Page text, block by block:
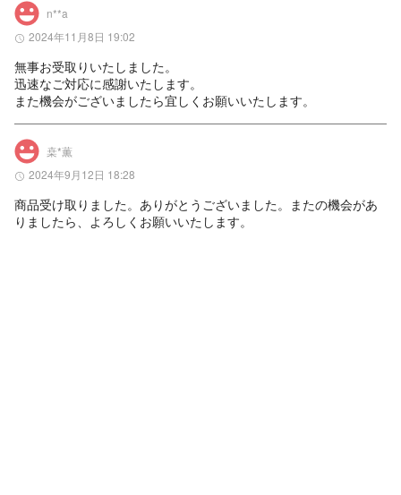
n**a
2024年11月8日 19:02
無事お受取りいたしました。
迅速なご対応に感謝いたします。
また機会がございましたら宜しくお願いいたします。
桒*薫
2024年9月12日 18:28
商品受け取りました。ありがとうございました。またの機会があ
りましたら、よろしくお願いいたします。